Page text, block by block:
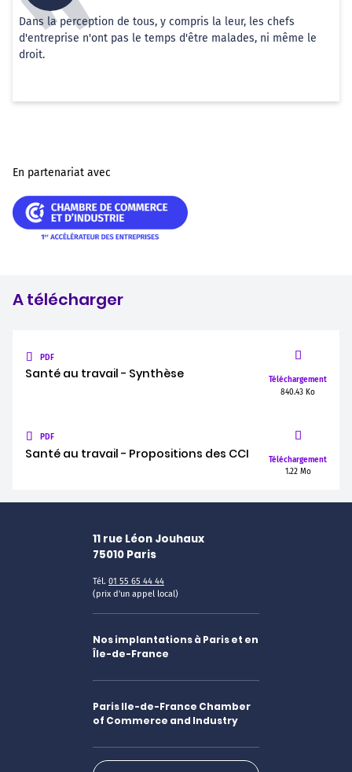
Dans la perception de tous, y compris la leur, les chefs
d'entreprise n'ont pas le temps d'être malades, ni même le
droit.
En partenariat avec
A télécharger
PDF
Santé au travail - Synthèse
Téléchargement
840.43 Ko
PDF
Santé au travail - Propositions des CCI
Téléchargement
1.22 Mo
11 rue Léon Jouhaux
75010 Paris
Tél. 01 55 65 44 44
(prix d'un appel local)
Nos implantations à Paris et en
Île-de-France
Paris Ile-de-France Chamber
of Commerce and Industry